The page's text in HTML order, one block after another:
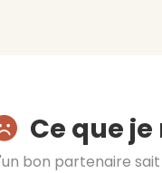
Ce que
bon partenaire